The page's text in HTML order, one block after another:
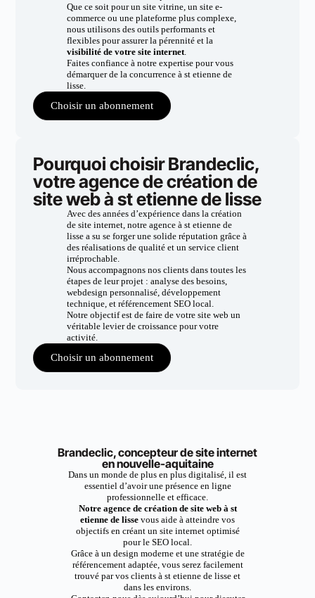
Que ce soit pour un site vitrine, un site e-
commerce ou une plateforme plus complexe,
nous utilisons des outils performants et
flexibles pour assurer la pérennité et la
visibilité de votre site internet.
Faites confiance à notre expertise pour vous
démarquer de la concurrence à st etienne de
lisse.
Choisir un abonnement
Pourquoi choisir Brandeclic,
votre agence de création de
site web à st etienne de lisse
Avec des années d’expérience dans la création
de site internet, notre agence à st etienne de
lisse a su se forger une solide réputation grâce à
des réalisations de qualité et un service client
irréprochable.
Nous accompagnons nos clients dans toutes les
étapes de leur projet : analyse des besoins,
webdesign personnalisé, développement
technique, et référencement SEO local.
Notre objectif est de faire de votre site web un
véritable levier de croissance pour votre
activité.
Choisir un abonnement
Brandeclic, concepteur de site internet
en nouvelle-aquitaine
Dans un monde de plus en plus digitalisé, il est
essentiel d’avoir une présence en ligne
professionnelle et efficace.
Notre agence de création de site web à st
etienne de lisse vous aide à atteindre vos
objectifs en créant un site internet optimisé
pour le SEO local.
Grâce à un design moderne et une stratégie de
référencement adaptée, vous serez facilement
trouvé par vos clients à st etienne de lisse et
dans les environs.